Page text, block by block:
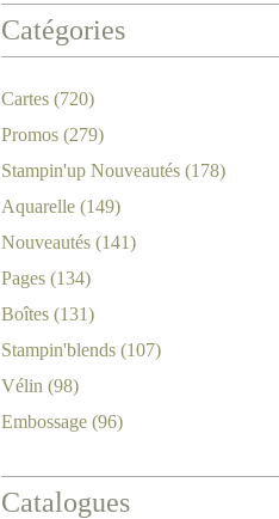
Catégories
Cartes (720)
Promos (279)
Stampin'up Nouveautés (178)
Aquarelle (149)
Nouveautés (141)
Pages (134)
Boîtes (131)
Stampin'blends (107)
Vélin (98)
Embossage (96)
Catalogues